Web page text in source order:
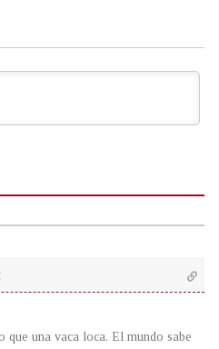
que una vaca loca. El mundo sabe